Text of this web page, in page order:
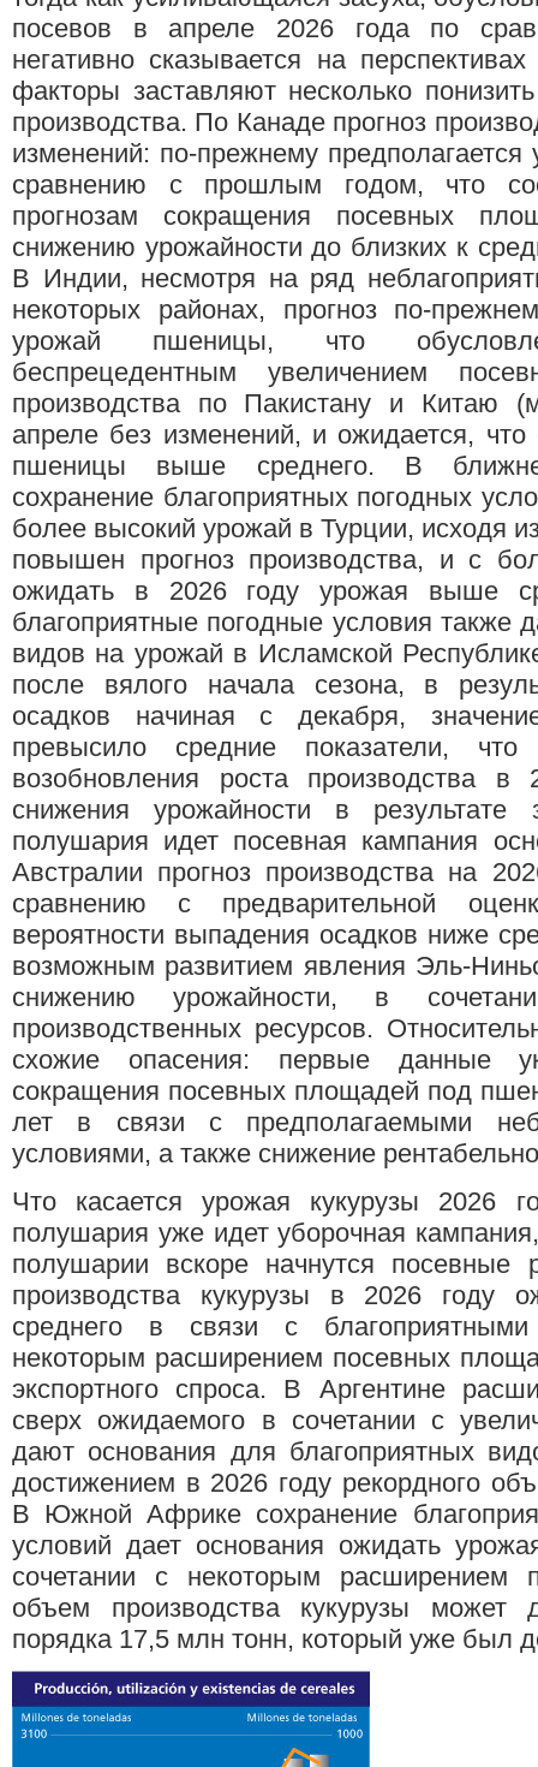
посевов в апреле 2026 года по
негативно сказывается на
факторы заставляют несколько
производства. По Канаде прогноз
изменений: по-прежнему
сравнению с прошлым годом, что
прогнозам сокращения посевных
снижению урожайности до близких к
В Индии, несмотря на ряд
некоторых районах, прогноз по-
урожай пшеницы, что
беспрецедентным увеличением
производства по Пакистану и Китаю
апреле без изменений, и ожидается,
пшеницы выше среднего. В
сохранение благоприятных погодных
более высокий урожай в Турции, исходя
повышен прогноз производства, и с
ожидать в 2026 году урожая выше
благоприятные погодные условия также
видов на урожай в Исламской
после вялого начала сезона, в
осадков начиная с декабря,
превысило средние показатели,
возобновления роста производства
снижения урожайности в
полушария идет посевная кампания
Австралии прогноз производства на
сравнению с предварительной
вероятности выпадения осадков ниже
возможным развитием явления Эль-
снижению урожайности, в
производственных ресурсов.
схожие опасения: первые данные
сокращения посевных площадей под
лет в связи с предполагаемыми
условиями, а также снижение
Что касается урожая кукурузы 2026
полушария уже идет уборочная
полушарии вскоре начнутся
производства кукурузы в 2026 году
среднего в связи с
некоторым расширением посевных
экспортного спроса. В Аргентине
сверх ожидаемого в сочетании с
дают основания для благоприятных
достижением в 2026 году рекордного
В Южной Африке сохранение
условий дает основания ожидать
сочетании с некоторым расширением
объем производства кукурузы может
порядка 17,5 млн тонн, который уже был